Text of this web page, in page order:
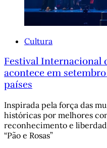
Cultura
Festival Internacional
acontece em
países
Inspirada pela força das
históricas por melhores
reconhecimento e
“Pão e Rosas”